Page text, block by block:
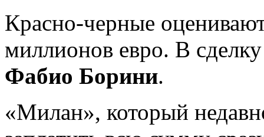
Красно-черные
миллионов евро. В
Фабио Борини.
«Милан», который